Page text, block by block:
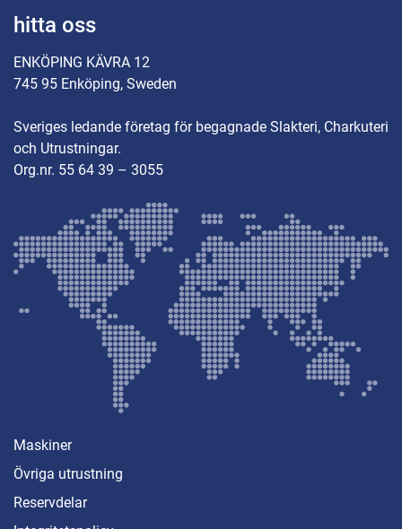
hitta oss
ENKÖPING KÄVRA 12
745 95 Enköping, Sweden
Sveriges ledande företag för begagnade Slakteri, Charkuteri
och Utrustningar.
Org.nr. 55 64 39 – 3055
Maskiner
Övriga utrustning
Reservdelar